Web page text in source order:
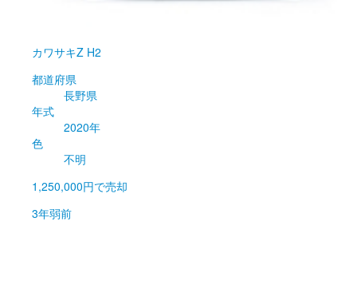
カワサキZ H2
都道府県
長野県
年式
2020年
色
不明
1,250,000円で売却
3年弱前